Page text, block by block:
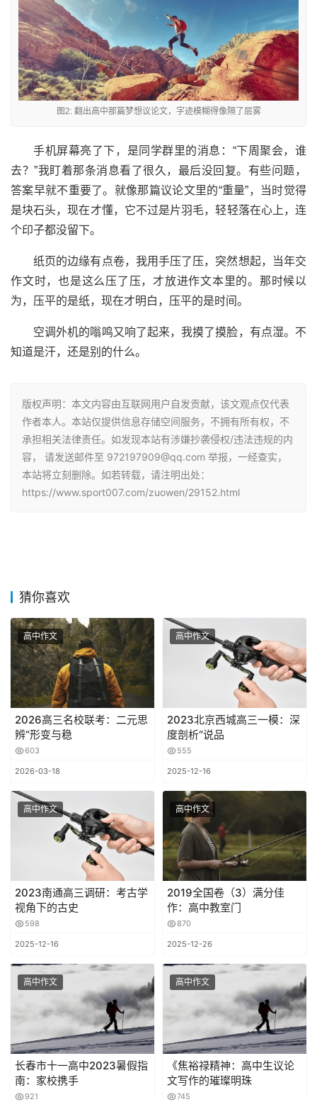
图2: 翻出高中那篇梦想议论文，字迹模糊得像隔了层雾
手机屏幕亮了下，是同学群里的消息：“下周聚会，谁
去？”我盯着那条消息看了很久，最后没回复。有些问题，
答案早就不重要了。就像那篇议论文里的“重量”，当时觉得
是块石头，现在才懂，它不过是片羽毛，轻轻落在心上，连
个印子都没留下。
纸页的边缘有点卷，我用手压了压，突然想起，当年交
作文时，也是这么压了压，才放进作文本里的。那时候以
为，压平的是纸，现在才明白，压平的是时间。
空调外机的嗡鸣又响了起来，我摸了摸脸，有点湿。不
知道是汗，还是别的什么。
版权声明：本文内容由互联网用户自发贡献，该文观点仅代表
作者本人。本站仅提供信息存储空间服务，不拥有所有权，不
承担相关法律责任。如发现本站有涉嫌抄袭侵权/违法违规的内
容， 请发送邮件至 972197909@qq.com 举报，一经查实，
本站将立刻删除。如若转载，请注明出处：
https://www.sport007.com/zuowen/29152.html
猜你喜欢
高中作文
2026高三名校联考：二元思
辨“形变与稳
603
2026-03-18
高中作文
2023北京西城高三一模：深
度剖析“说品
555
2025-12-16
高中作文
2023南通高三调研：考古学
视角下的古史
598
2025-12-16
高中作文
2019全国卷（3）满分佳
作：高中教室门
870
2025-12-26
高中作文
长春市十一高中2023暑假指
南：家校携手
921
高中作文
《焦裕禄精神：高中生议论
文写作的璀璨明珠
745